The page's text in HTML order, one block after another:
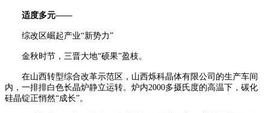
适度多元——
综改区崛起产业“新势力”
金秋时节，三晋大地“硕果”盈枝。
在山西转型综合改革示范区，山西烁科晶体有限公司的生产车间
内，一排排白色长晶炉静立运转。炉内2000多摄氏度的高温下，碳化
硅晶锭正悄然“成长”。